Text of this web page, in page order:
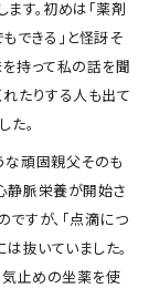
す。初めは「薬剤
できる」と怪訝そ
持って私の話を聞
たりする人も出て
た。
な頑固親父そのも
静脈栄養が開始さ
すが、「点滴につ
抜いていました。
気止めの坐薬を使